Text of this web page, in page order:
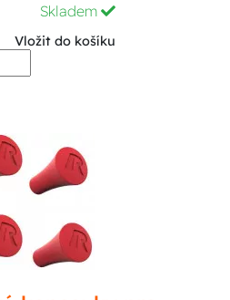
Skladem
Vložit do košíku